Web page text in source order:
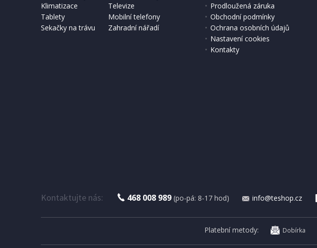
Klimatizace
Televize
Tablety
Mobilní telefony
Sekačky na trávu
Zahradní nářadí
Prodloužená záruka
Obchodní podmínky
Ochrana osobních údajů
Nastavení cookies
Kontakty
Kontaktujte nás: 468 008 989 (po-pá: 8-17 hod) info@teshop.cz
Platební metody: Dobírka